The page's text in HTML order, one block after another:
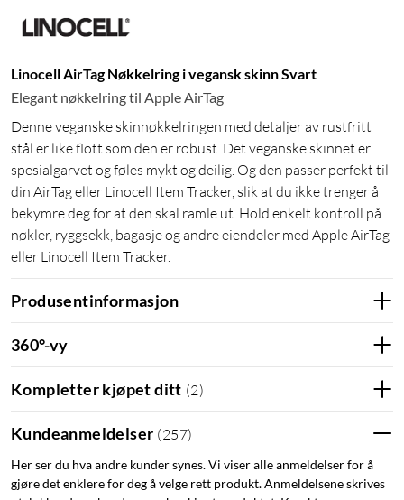
Linocell AirTag Nøkkelring i vegansk skinn Svart
Elegant nøkkelring til Apple AirTag
Denne veganske skinnøkkelringen med detaljer av rustfritt
stål er like flott som den er robust. Det veganske skinnet er
spesialgarvet og føles mykt og deilig. Og den passer perfekt til
din AirTag eller Linocell Item Tracker, slik at du ikke trenger å
bekymre deg for at den skal ramle ut. Hold enkelt kontroll på
nøkler, ryggsekk, bagasje og andre eiendeler med Apple AirTag
eller Linocell Item Tracker.
Produsentinformasjon
360°-vy
Kompletter kjøpet ditt (2)
Kundeanmeldelser (257)
Her ser du hva andre kunder synes. Vi viser alle anmeldelser for å
gjøre det enklere for deg å velge rett produkt. Anmeldelsene skrives